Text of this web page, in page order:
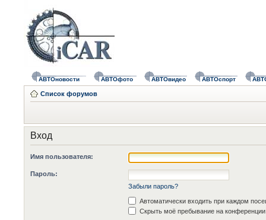
АВТОновости АВТОфото АВТОвидео АВТОспорт
Список форумов
Вход
Имя пользователя:
Пароль:
Забыли пароль?
Автоматически входить при каждом
Скрыть моё пребывание на конференции